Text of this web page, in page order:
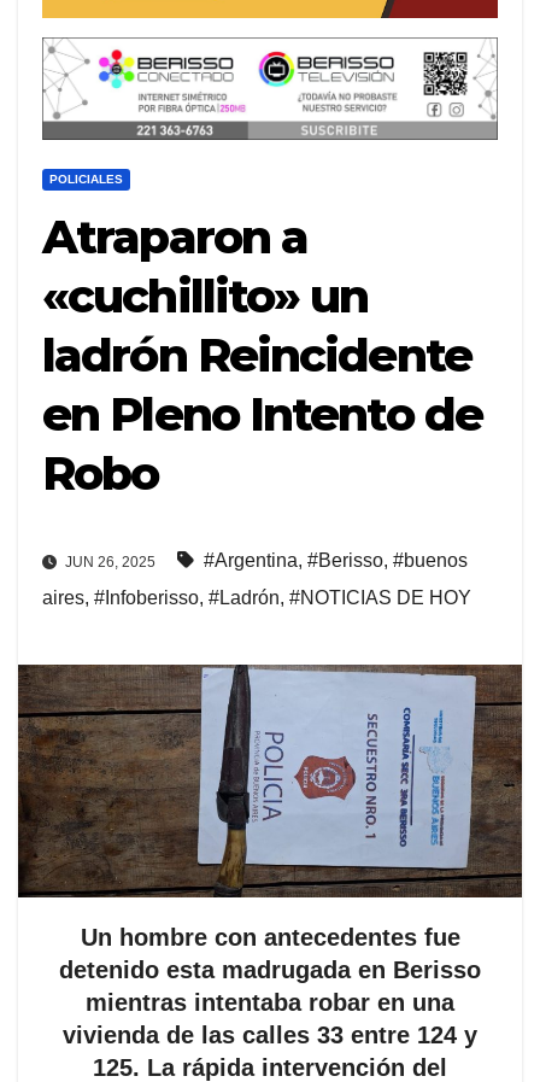
POLICIALES
Atraparon a
«cuchillito» un
ladrón Reincidente
en Pleno Intento de
Robo
JUN 26, 2025 #Argentina, #Berisso, #buenos
aires, #Infoberisso, #Ladrón, #NOTICIAS DE HOY
Un hombre con antecedentes fue
detenido esta madrugada en Berisso
mientras intentaba robar en una
vivienda de las calles 33 entre 124 y
125. La rápida intervención del